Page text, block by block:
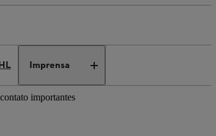
Imprensa
importantes